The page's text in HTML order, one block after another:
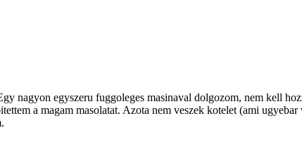
nagyon egyszeru fuggoleges masinaval dolgozom, nem kell
a magam masolatat. Azota nem veszek kotelet (ami